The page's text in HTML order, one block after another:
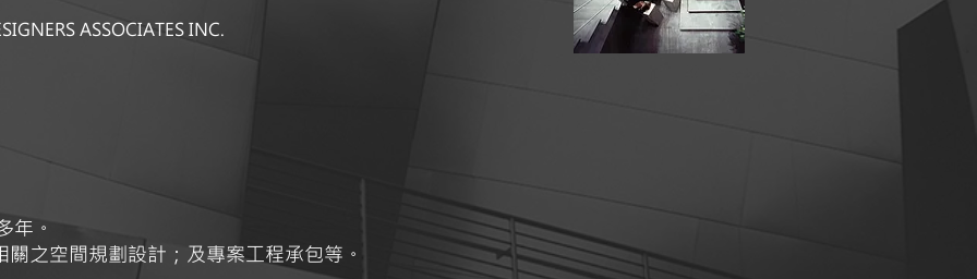
ASSOCIATES INC.
年。
之空間規劃設計；及專案工程承包等。